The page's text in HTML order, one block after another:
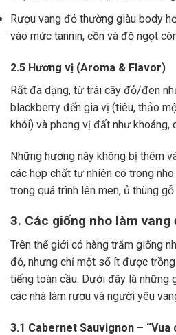
Rượu vang đỏ thường giàu body
vào mức tannin, cồn và độ ngọt
2.5 Hương vị (Aroma & Flavor)
Rất đa dạng, từ trái cây đỏ/đen
blackberry đến gia vị (tiêu, thảo
khói) và phong vị đất như khoáng,
Những hương này không bị thêm
các hợp chất tự nhiên có trong
trong quá trình lên men, ủ thùng gỗ.
3. Các giống nho làm vang
Trên thế giới có hàng trăm giống
đỏ, nhưng chỉ một số ít được
tiếng toàn cầu. Dưới đây là những
các nhà làm rượu và người yêu
3.1 Cabernet Sauvignon – “Vua